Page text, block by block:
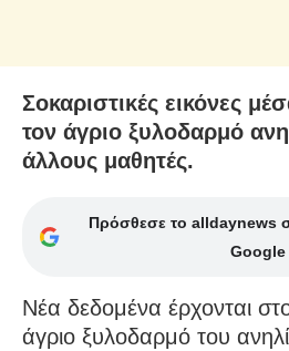
Σοκαριστικές εικόνες
τον άγριο ξυλοδαρμό
άλλους μαθητές.
Πρόσθεσε το alldaynews
Google
Νέα δεδομένα έρχονται
άγριο ξυλοδαρμό του